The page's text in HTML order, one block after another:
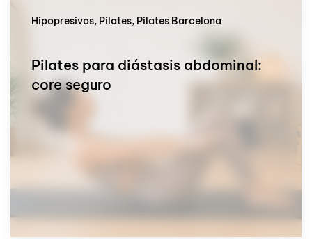
Hipopresivos, Pilates, Pilates Barcelona
Pilates para diástasis abdominal:
core seguro